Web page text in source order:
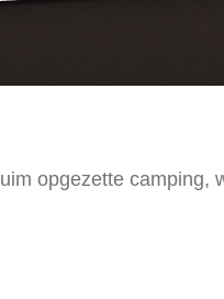
opgezette